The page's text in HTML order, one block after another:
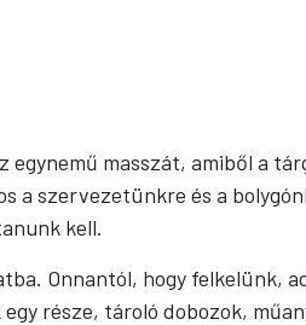
masszát, amiből a
a szervezetünkre és a
kell.
Onnantól, hogy felkelünk,
része, tároló dobozok,